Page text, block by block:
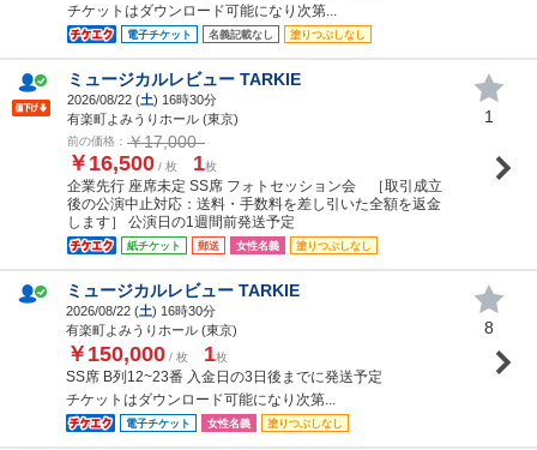
チケットはダウンロード可能になり次第...
電子チケット 名義記載なし 塗りつぶしなし
ミュージカルレビュー TARKIE
2026/08/22 (土) 16時30分
有楽町よみうりホール (東京)
前の価格： ￥17,000
￥16,500 / 枚 1枚
企業先行 座席未定 SS席 フォトセッション会 ［取引成立
後の公演中止対応：送料・手数料を差し引いた全額を返金
します］ 公演日の1週間前発送予定
紙チケット 郵送 女性名義 塗りつぶしなし
1
ミュージカルレビュー TARKIE
2026/08/22 (土) 16時30分
有楽町よみうりホール (東京)
￥150,000 / 枚 1枚
SS席 B列12~23番 入金日の3日後までに発送予定
チケットはダウンロード可能になり次第...
電子チケット 女性名義 塗りつぶしなし
8